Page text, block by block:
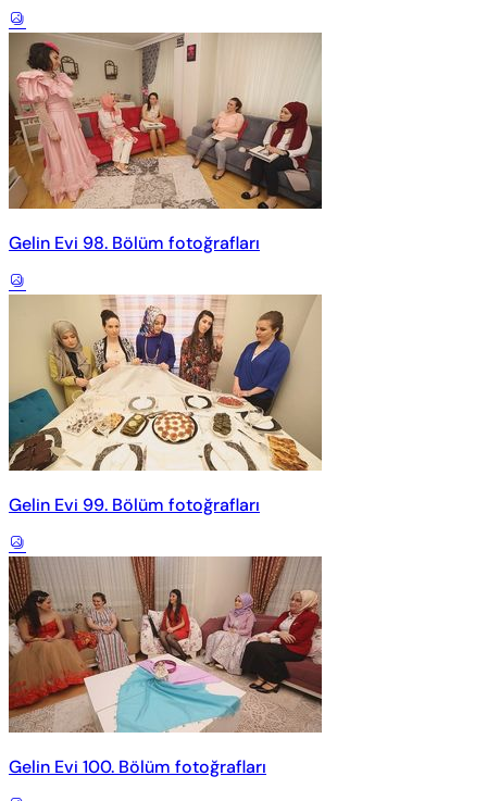
Gelin Evi 98. Bölüm fotoğrafları
Gelin Evi 99. Bölüm fotoğrafları
Gelin Evi 100. Bölüm fotoğrafları